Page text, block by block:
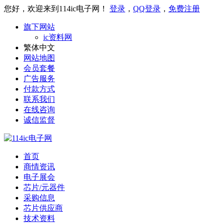
您好，欢迎来到114ic电子网！ 登录 ， QQ登录 ， 免费注册
旗下网站
ic资料网
繁体中文
网站地图
会员套餐
广告服务
付款方式
联系我们
在线咨询
诚信监督
首页
商情资讯
电子展会
芯片/元器件
采购信息
芯片供应商
技术资料